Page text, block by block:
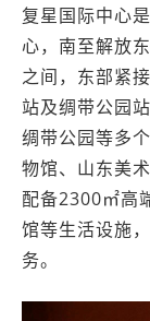
复星国际中心
心，南至解放
之间，东部紧
站及绸带公园
绸带公园等多
物馆、山东美
配备2300㎡高
馆等生活设施
务。